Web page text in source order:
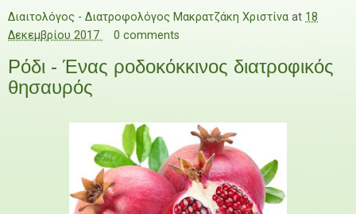
Διαιτολόγος - Διατροφολόγος Μακρατζάκη Χριστίνα at 18
Δεκεμβρίου 2017
0 comments
Ρόδι - Ένας ροδοκόκκινος διατροφικός
θησαυρός